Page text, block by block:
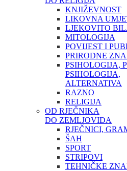
KNJIŽEVNOST
LIKOVNA
LJEKOVITO
MITOLOGIJA
POVIJEST I
PRIRODNE
PSIHOLOGIJA,
PSIHOLOGIJA,
ALTERNATIVA
RAZNO
RELIGIJA
OD RJEČNIKA
DO ZEMLJOVIDA
RJEČNICI,
ŠAH
SPORT
STRIPOVI
TEHNIČKE